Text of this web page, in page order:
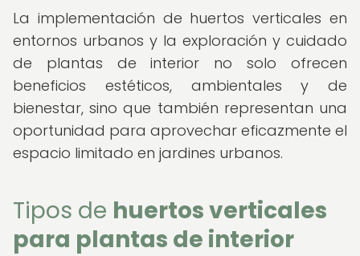
La implementación de huertos verticales en
entornos urbanos y la exploración y cuidado
de plantas de interior no solo ofrecen
beneficios estéticos, ambientales y de
bienestar, sino que también representan una
oportunidad para aprovechar eficazmente el
espacio limitado en jardines urbanos.
Tipos de huertos verticales
para plantas de interior